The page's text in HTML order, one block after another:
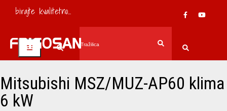
birajte kvalitetno...
Mitsubishi MSZ/MUZ-AP60 klima
6 kW